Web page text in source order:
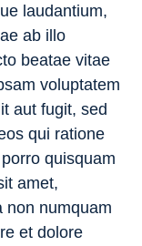
laudantium,
ab illo
beatae vitae
voluptatem
aut fugit, sed
qui ratione
quisquam
amet,
non numquam
et dolore